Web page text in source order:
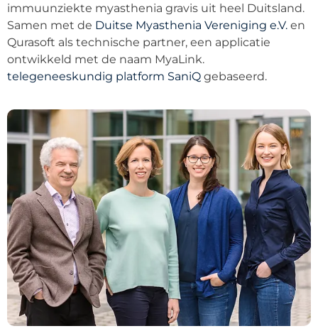
immuunziekte myasthenia gravis uit heel Duitsland.
Samen met de Duitse Myasthenia Vereniging e.V. en
Qurasoft als technische partner, een applicatie
ontwikkeld met de naam MyaLink.
telegeneeskundig platform SaniQ gebaseerd.